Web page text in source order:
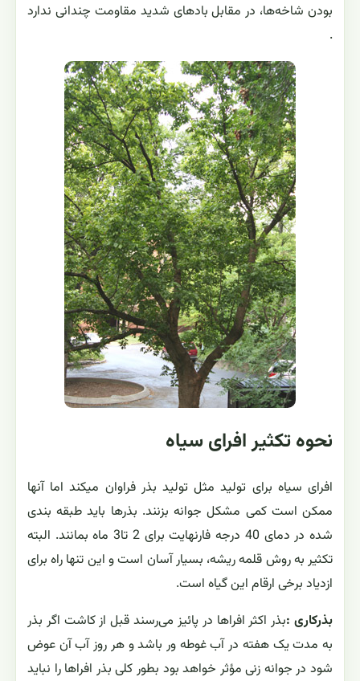
بودن شاخه‌ها، در مقابل بادهای شدید مقاومت چندانی ندارد
.
نحوه تکثیر افرای سیاه
افرای سیاه برای تولید مثل تولید بذر فراوان میکند اما آنها
ممکن است کمی مشکل جوانه بزنند. بذرها باید طبقه بندی
شده در دمای 40 درجه فارنهایت برای 2 تا3 ماه بمانند. البته
تکثیر به روش قلمه ریشه، بسیار آسان است و این تنها راه برای
ازدیاد برخی ارقام این گیاه است.
بذرکاری :بذر اکثر افراها در پائیز می‌رسند قبل از کاشت اگر بذر
به مدت یک هفته در آب غوطه ور باشد و هر روز آب آن عوض
شود در جوانه زنی مؤثر خواهد بود بطور کلی بذر افراها را نباید